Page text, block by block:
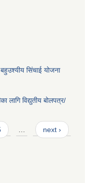
सिंचाई योजना
लागि विद्युतीय बोलपत्र/
… next ›